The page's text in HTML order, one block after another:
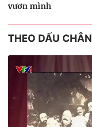
vươn mình
THEO DẤU